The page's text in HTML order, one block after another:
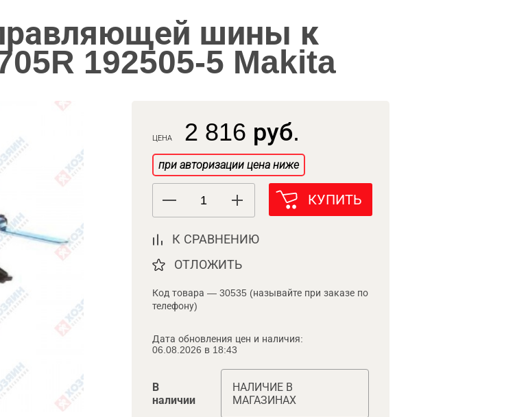
шины к
192505-5 Makita
ЦЕНА 2 816 руб.
при авторизации цена ниже
КУПИТЬ
К СРАВНЕНИЮ
ОТЛОЖИТЬ
Код товара — 30535 (называйте при заказе по
телефону)
Дата обновления цен и наличия:
06.08.2026 в 18:43
В
наличии
НАЛИЧИЕ В
МАГАЗИНАХ